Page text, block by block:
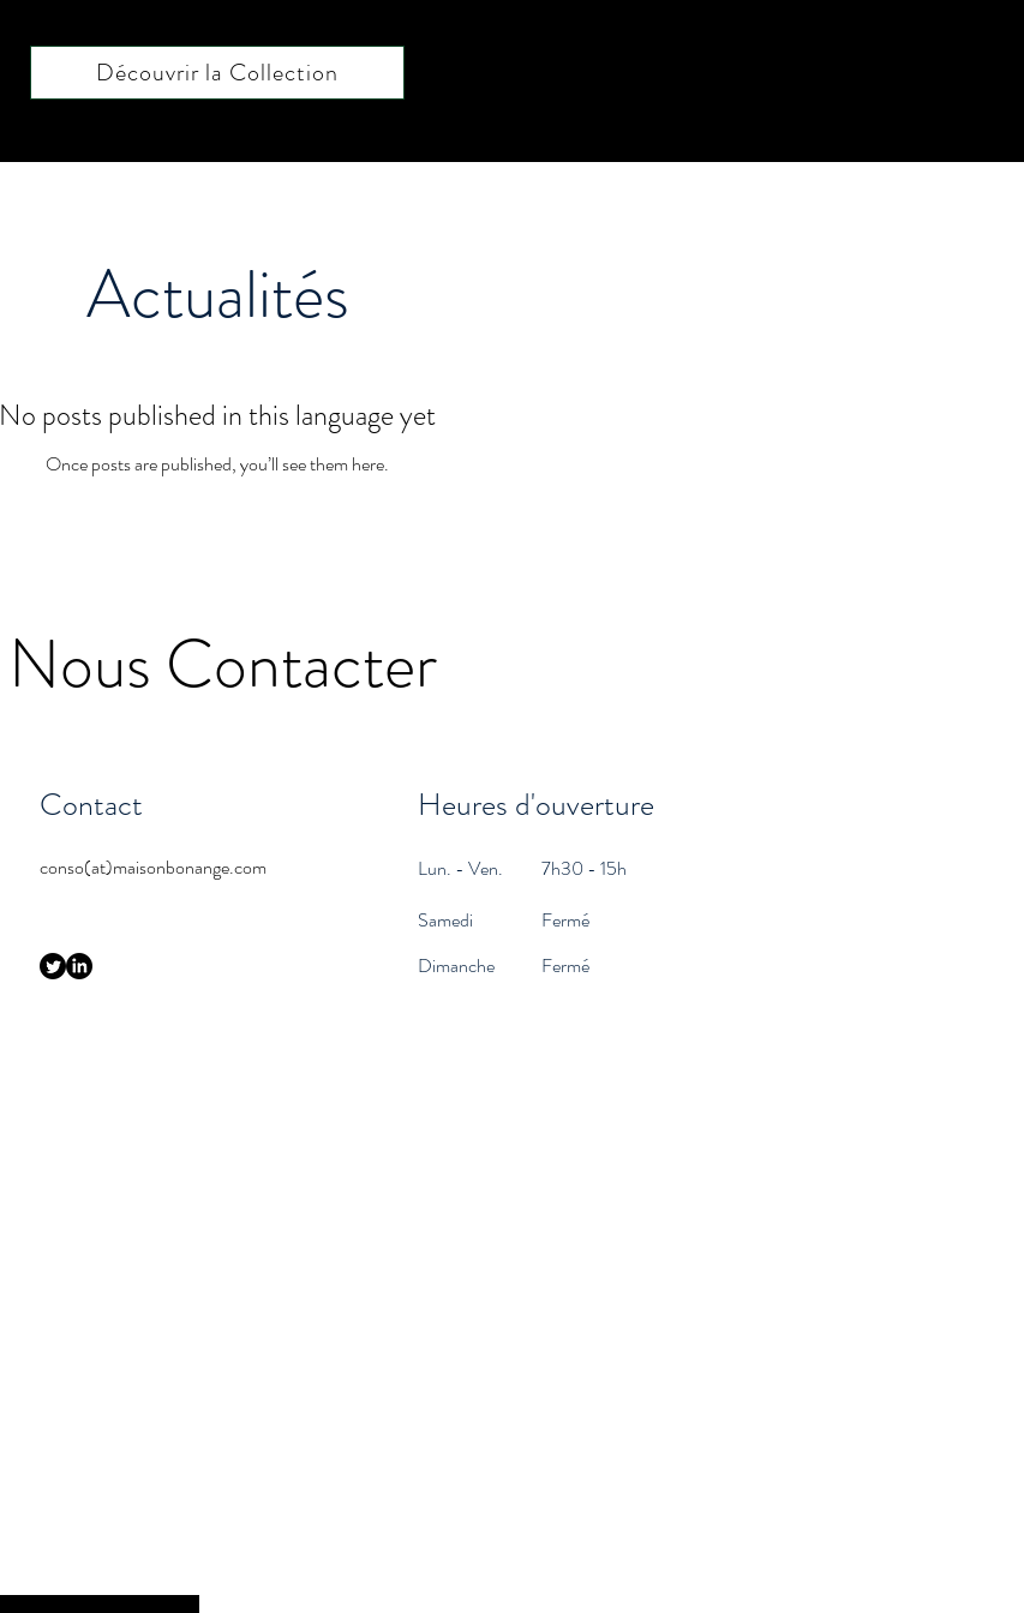
Découvrir la Collection
Actualités
No posts published in this language yet
Once posts are published, you’ll see them here.
Nous Contacter
Contact
conso(at)maisonbonange.com
Heures d'ouverture
Lun. - Ven.
7h30 - 15h
Samedi
Fermé
Dimanche
Fermé